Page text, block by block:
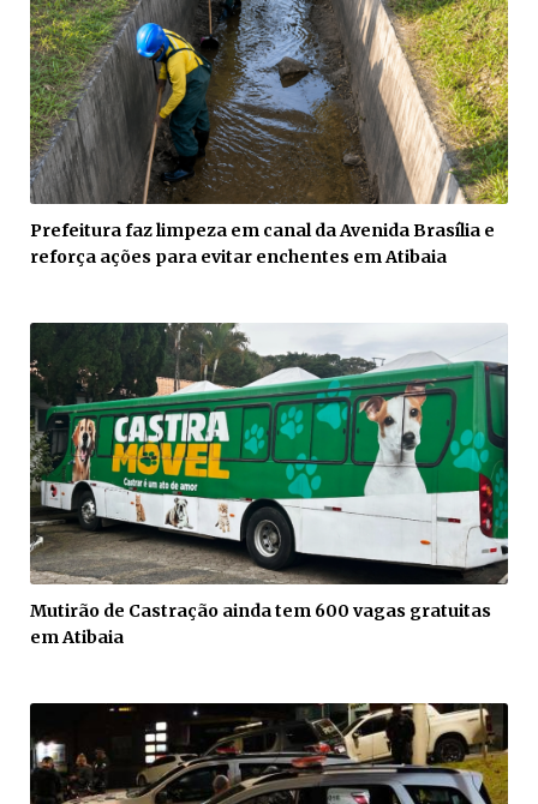
Prefeitura faz limpeza em canal da Avenida Brasília e
reforça ações para evitar enchentes em Atibaia
Mutirão de Castração ainda tem 600 vagas gratuitas
em Atibaia